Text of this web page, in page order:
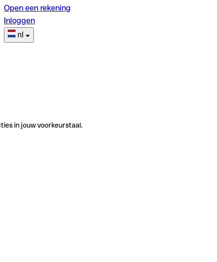
Open een rekening
Inloggen
nl
in jouw voorkeurstaal.